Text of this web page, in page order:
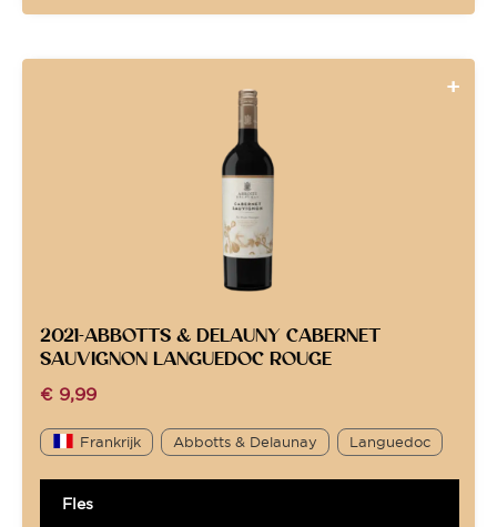
2021-ABBOTTS & DELAUNY CABERNET
SAUVIGNON LANGUEDOC ROUGE
€ 9,99
Frankrijk Abbotts & Delaunay Languedoc
Fles